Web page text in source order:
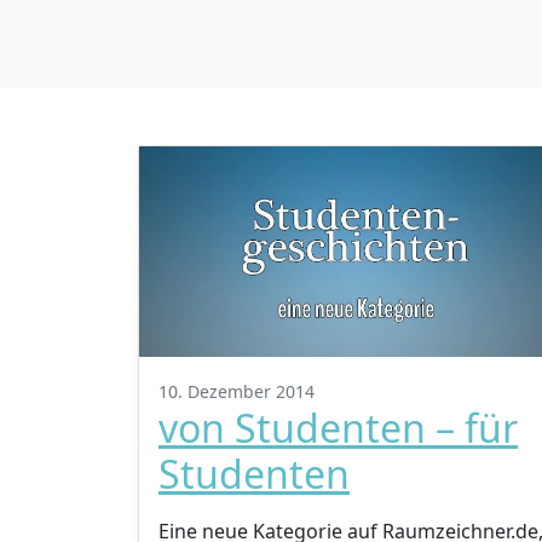
10. Dezember 2014
von Studenten – für
Studenten
Eine neue Kategorie auf Raumzeichner.de,